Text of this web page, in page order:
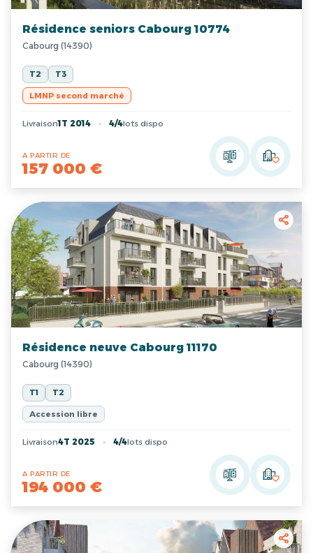
Résidence seniors Cabourg 10774
Cabourg (14390)
T2 T3
LMNP second marché
Livraison1T 2014 4/4lots dispo
A PARTIR DE
157 000 €
Résidence neuve Cabourg 11170
Cabourg (14390)
T1 T2
Accession libre
Livraison4T 2025 4/4lots dispo
A PARTIR DE
194 000 €